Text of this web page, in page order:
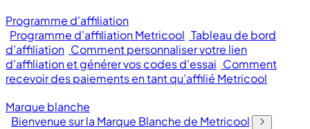
Programme d'affiliation
Programme d’affiliation Metricool Tableau de bord
d’affiliation Comment personnaliser votre lien
d'affiliation et générer vos codes d'essai Comment
recevoir des paiements en tant qu’affilié Metricool
Marque blanche
Bienvenue sur la Marque Blanche de Metricool